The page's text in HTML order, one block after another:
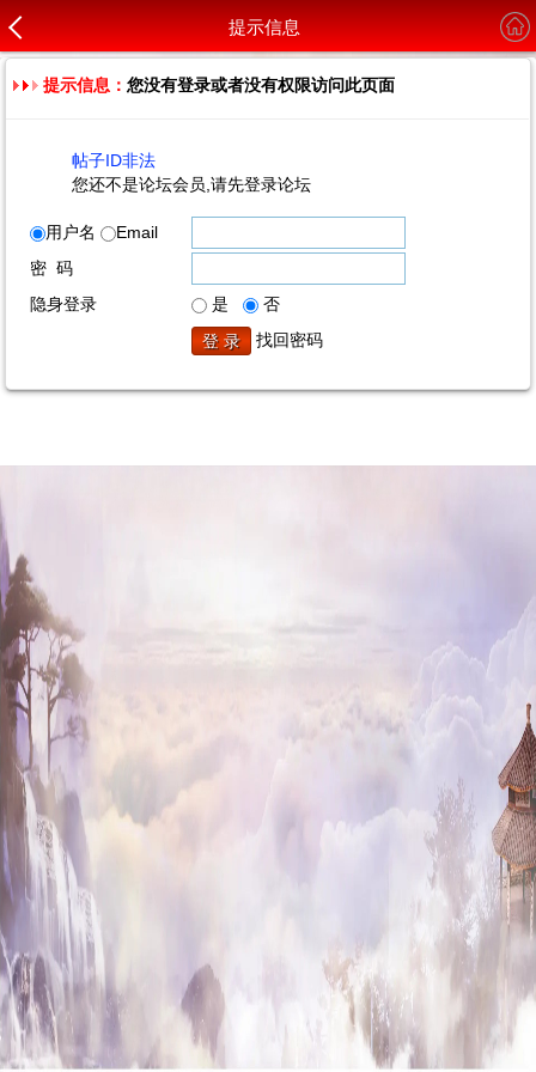
提示信息
提示信息：您没有登录或者没有权限访问此页面
帖子ID非法
您还不是论坛会员,请先登录论坛
用户名
Email
密 码
隐身登录
是
否
找回密码